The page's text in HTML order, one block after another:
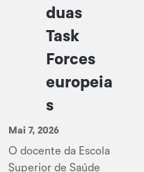
duas
Task
Forces
europeia
s
Mai 7, 2026
O docente da Escola
Superior de Saúde